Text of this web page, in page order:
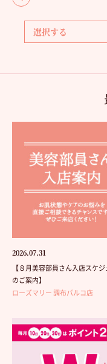
2026.07.31
【８月美容部員さん入店スケ
のご案内】
ローズマリー 調布パルコ店